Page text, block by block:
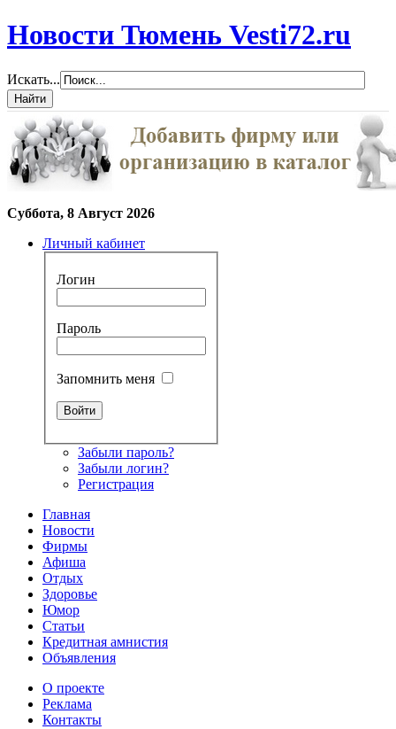
Новости Тюмень Vesti72.ru
Искать...
Суббота, 8 Август 2026
Личный кабинет
Логин
Пароль
Запомнить меня
Забыли пароль?
Забыли логин?
Регистрация
Главная
Новости
Фирмы
Афиша
Отдых
Здоровье
Юмор
Статьи
Кредитная амнистия
Объявления
О проекте
Реклама
Контакты